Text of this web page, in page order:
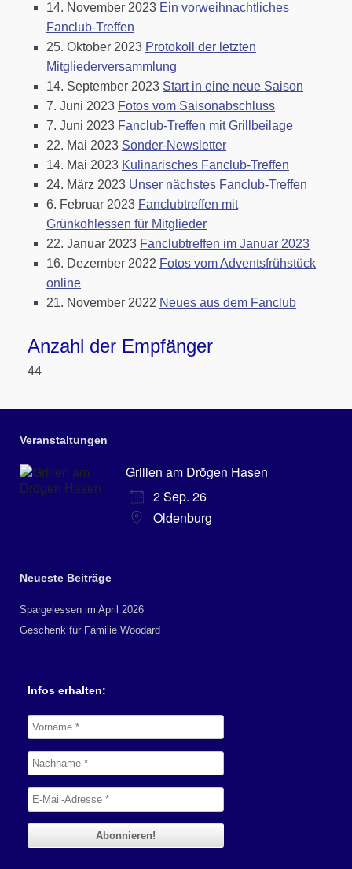
14. November 2023 Ein vorweihnachtliches
Fanclub-Treffen
25. Oktober 2023 Protokoll der letzten
Mitgliederversammlung
14. September 2023 Start in eine neue Saison
7. Juni 2023 Fotos vom Saisonabschluss
7. Juni 2023 Fanclub-Treffen mit Grillbeilage
22. Mai 2023 Sonder-Newsletter
14. Mai 2023 Kulinarisches Fanclub-Treffen
24. März 2023 Unser nächstes Fanclub-Treffen
6. Februar 2023 Fanclubtreffen mit
Grünkohlessen für Mitglieder
22. Januar 2023 Fanclubtreffen im Januar 2023
16. Dezember 2022 Fotos vom Adventsfrühstück
online
21. November 2022 Neues aus dem Fanclub
Anzahl der Empfänger
44
Veranstaltungen
Grillen am Drögen Hasen
2 Sep. 26
Oldenburg
Neueste Beiträge
Spargelessen im April 2026
Geschenk für Familie Woodard
Infos erhalten: